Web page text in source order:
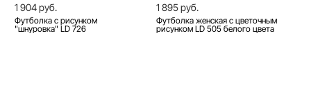
1 904 руб.
Футболка с рисунком
"шнуровка" LD 726
1 895 руб.
Футболка женская с цветочным
рисунком LD 505 белого цвета